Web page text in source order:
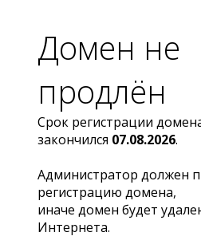
Домен не
продлён
Срок регистрации
закончился 07.08.2026.
Администратор должен
регистрацию домена,
иначе домен будет
Интернета.